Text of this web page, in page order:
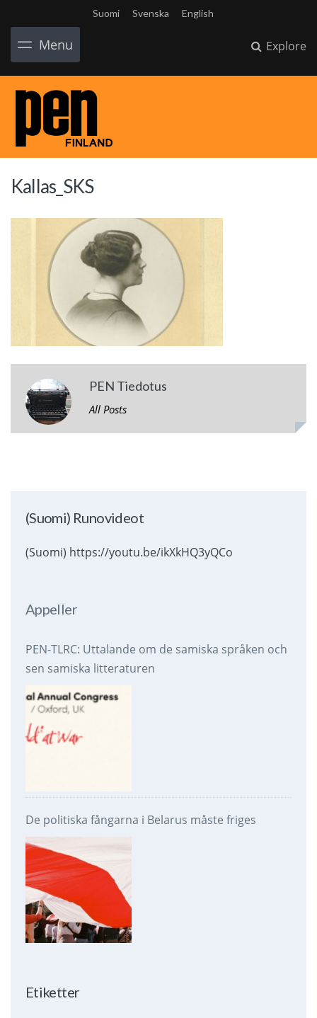
Suomi Svenska English
Menu Explore
Kallas_SKS
PEN Tiedotus
All Posts
(Suomi) Runovideot
(Suomi) https://youtu.be/ikXkHQ3yQCo
Appeller
PEN-TLRC: Uttalande om de samiska språken och
sen samiska litteraturen
De politiska fångarna i Belarus måste friges
Etiketter